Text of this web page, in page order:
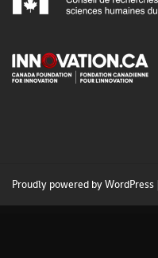
Proudly powered by WordPress |